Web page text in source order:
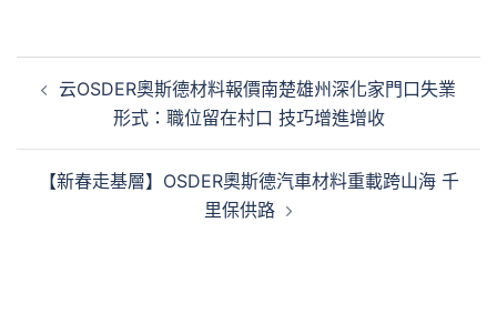
章
云OSDER奧斯德材料報價南楚雄州深化家門口失業
形式：職位留在村口 技巧增進增收
【新春走基層】OSDER奧斯德汽車材料重載跨山海 千
里保供路